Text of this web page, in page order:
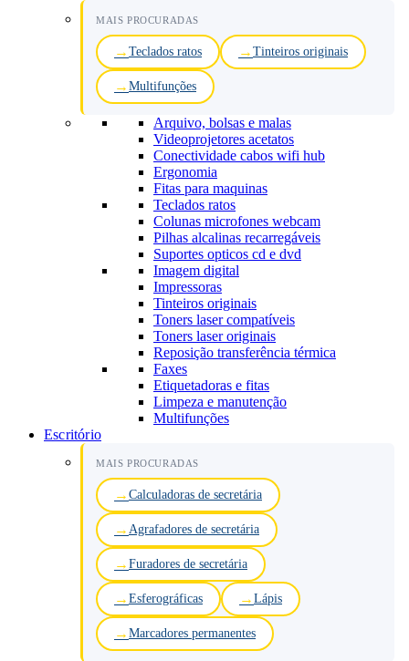
MAIS PROCURADAS
Teclados ratos Tinteiros originais
Multifunções
Arquivo, bolsas e malas
Videoprojetores acetatos
Conectividade cabos wifi hub
Ergonomia
Fitas para maquinas
Teclados ratos
Colunas microfones webcam
Pilhas alcalinas recarregáveis
Suportes opticos cd e dvd
Imagem digital
Impressoras
Tinteiros originais
Toners laser compatíveis
Toners laser originais
Reposição transferência térmica
Faxes
Etiquetadoras e fitas
Limpeza e manutenção
Multifunções
Escritório
MAIS PROCURADAS
Calculadoras de secretária
Agrafadores de secretária
Furadores de secretária
Esferográficas Lápis
Marcadores permanentes